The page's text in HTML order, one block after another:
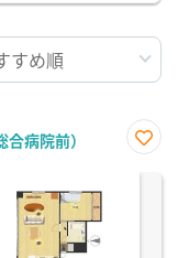
病院前）
に入